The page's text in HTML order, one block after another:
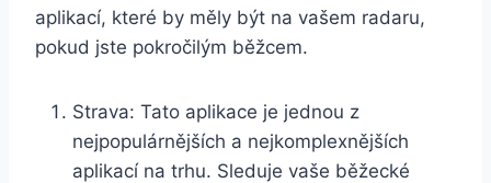
aplikací, které by měly být na vašem radaru,
pokud jste pokročilým běžcem.
Strava: Tato aplikace je jednou z
nejpopulárnějších a nejkomplexnějších
aplikací na trhu. Sleduje vaše běžecké